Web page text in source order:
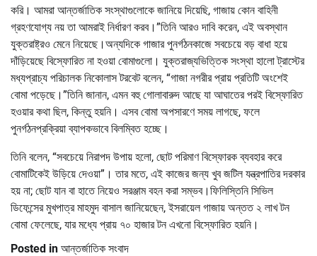
করি। আমরা আন্তর্জাতিক সংস্থাগুলোকে জানিয়ে দিয়েছি, গাজায় কোন বাহিনী
গ্রহণযোগ্য নয় তা আমরাই নির্ধারণ করব।”তিনি আরও দাবি করেন, এই অবস্থান
যুক্তরাষ্ট্রও মেনে নিয়েছে।অন্যদিকে গাজার পুনর্গঠনকাজে সবচেয়ে বড় বাধা হয়ে
দাঁড়িয়েছে বিস্ফোরিত না হওয়া বোমাগুলো। যুক্তরাজ্যভিত্তিক সংস্থা হালো ট্রাস্টের
মধ্যপ্রাচ্য পরিচালক নিকোলাস টরবেট বলেন, “গাজা নগরীর প্রায় প্রতিটি অংশেই
বোমা পড়েছে।”তিনি জানান, এমন বহু গোলাবারুদ আছে যা আঘাতের পরই বিস্ফোরিত
হওয়ার কথা ছিল, কিন্তু হয়নি। এসব বোমা অপসারণে সময় লাগছে, ফলে
পুনর্গঠনপ্রক্রিয়া ব্যাপকভাবে বিলম্বিত হচ্ছে।
তিনি বলেন, “সবচেয়ে নিরাপদ উপায় হলো, ছোট পরিমাণ বিস্ফোরক ব্যবহার করে
বোমাটিকেই উড়িয়ে দেওয়া”। তার মতে, এই কাজের জন্য খুব জটিল যন্ত্রপাতির দরকার
হয় না; ছোট যান বা হাতে নিয়েও সরঞ্জাম বহন করা সম্ভব।ফিলিস্তিনি সিভিল
ডিফেন্সের মুখপাত্র মাহমুদ বাসাল জানিয়েছেন, ইসরায়েল গাজায় অন্তত ২ লাখ টন
বোমা ফেলেছে, যার মধ্যে প্রায় ৭০ হাজার টন এখনো বিস্ফোরিত হয়নি।
Posted in আন্তর্জাতিক সংবাদ